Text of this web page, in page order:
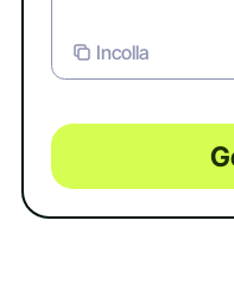
Incolla